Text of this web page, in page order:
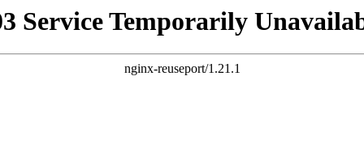
Service Temporarily
nginx-reuseport/1.21.1